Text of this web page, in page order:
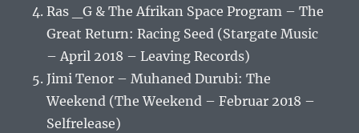
Ras _G & The Afrikan Space Program – The
Great Return: Racing Seed (Stargate Music
– April 2018 – Leaving Records)
Jimi Tenor – Muhaned Durubi: The
Weekend (The Weekend – Februar 2018 –
Selfrelease)